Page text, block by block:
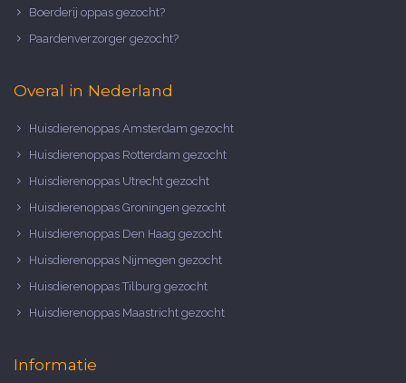
Boerderij oppas gezocht?
Paardenverzorger gezocht?
Overal in Nederland
Huisdierenoppas Amsterdam gezocht
Huisdierenoppas Rotterdam gezocht
Huisdierenoppas Utrecht gezocht
Huisdierenoppas Groningen gezocht
Huisdierenoppas Den Haag gezocht
Huisdierenoppas Nijmegen gezocht
Huisdierenoppas Tilburg gezocht
Huisdierenoppas Maastricht gezocht
Informatie